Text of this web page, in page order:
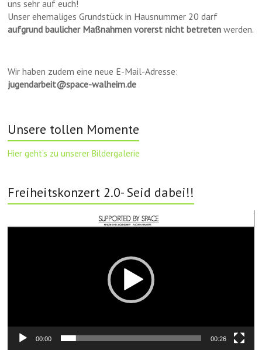
uns sehr auf euch!
Unser ehemaliges Grundstück in Hausnummer 20 darf
aufgrund baulicher Maßnahmen vorerst nicht betreten werden.
Wir haben zudem eine neue E-Mail-Adresse:
jugendarbeit@space-walheim.de
Unsere tollen Momente
Hier geht’s zu unserer Bildergalerie
Freiheitskonzert 2.0- Seid dabei!!
Player
00:00 00:26